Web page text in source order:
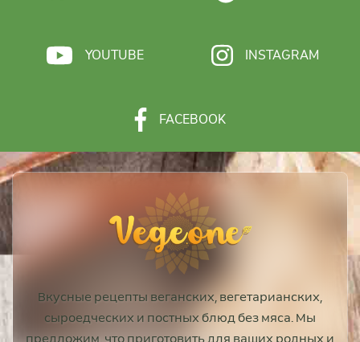
YOUTUBE INSTAGRAM
FACEBOOK
Вкусные рецепты веганских, вегетарианских,
сыроедческих и постных блюд без мяса. Мы